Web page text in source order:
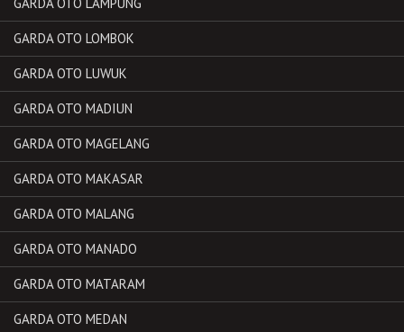
GARDA OTO LOMBOK
GARDA OTO LUWUK
GARDA OTO MADIUN
GARDA OTO MAGELANG
GARDA OTO MAKASAR
GARDA OTO MALANG
GARDA OTO MANADO
GARDA OTO MATARAM
GARDA OTO MEDAN